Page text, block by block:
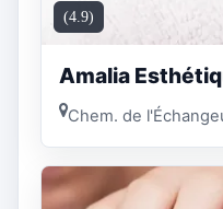
(4.9)
Amalia
Chem. de